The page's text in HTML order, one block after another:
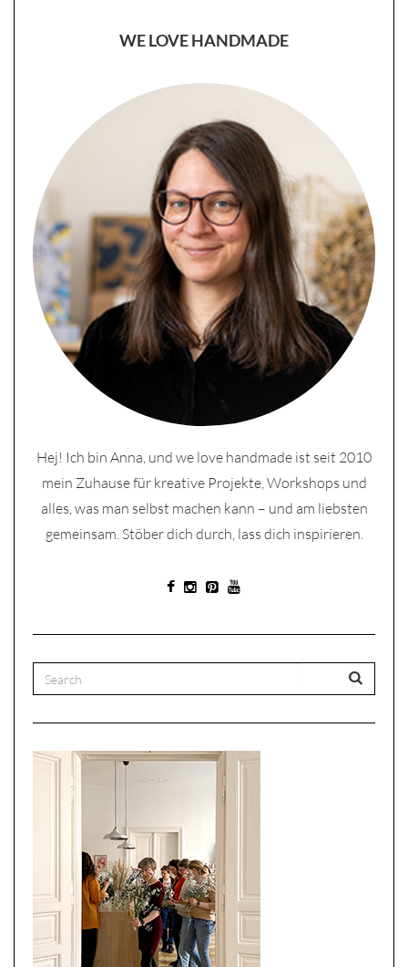
WE LOVE HANDMADE
Hej! Ich bin Anna, und we love handmade ist seit 2010
mein Zuhause für kreative Projekte, Workshops und
alles, was man selbst machen kann – und am liebsten
gemeinsam. Stöber dich durch, lass dich inspirieren.